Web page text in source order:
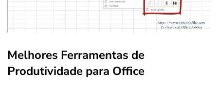
Melhores Ferramentas de
Produtividade para Office